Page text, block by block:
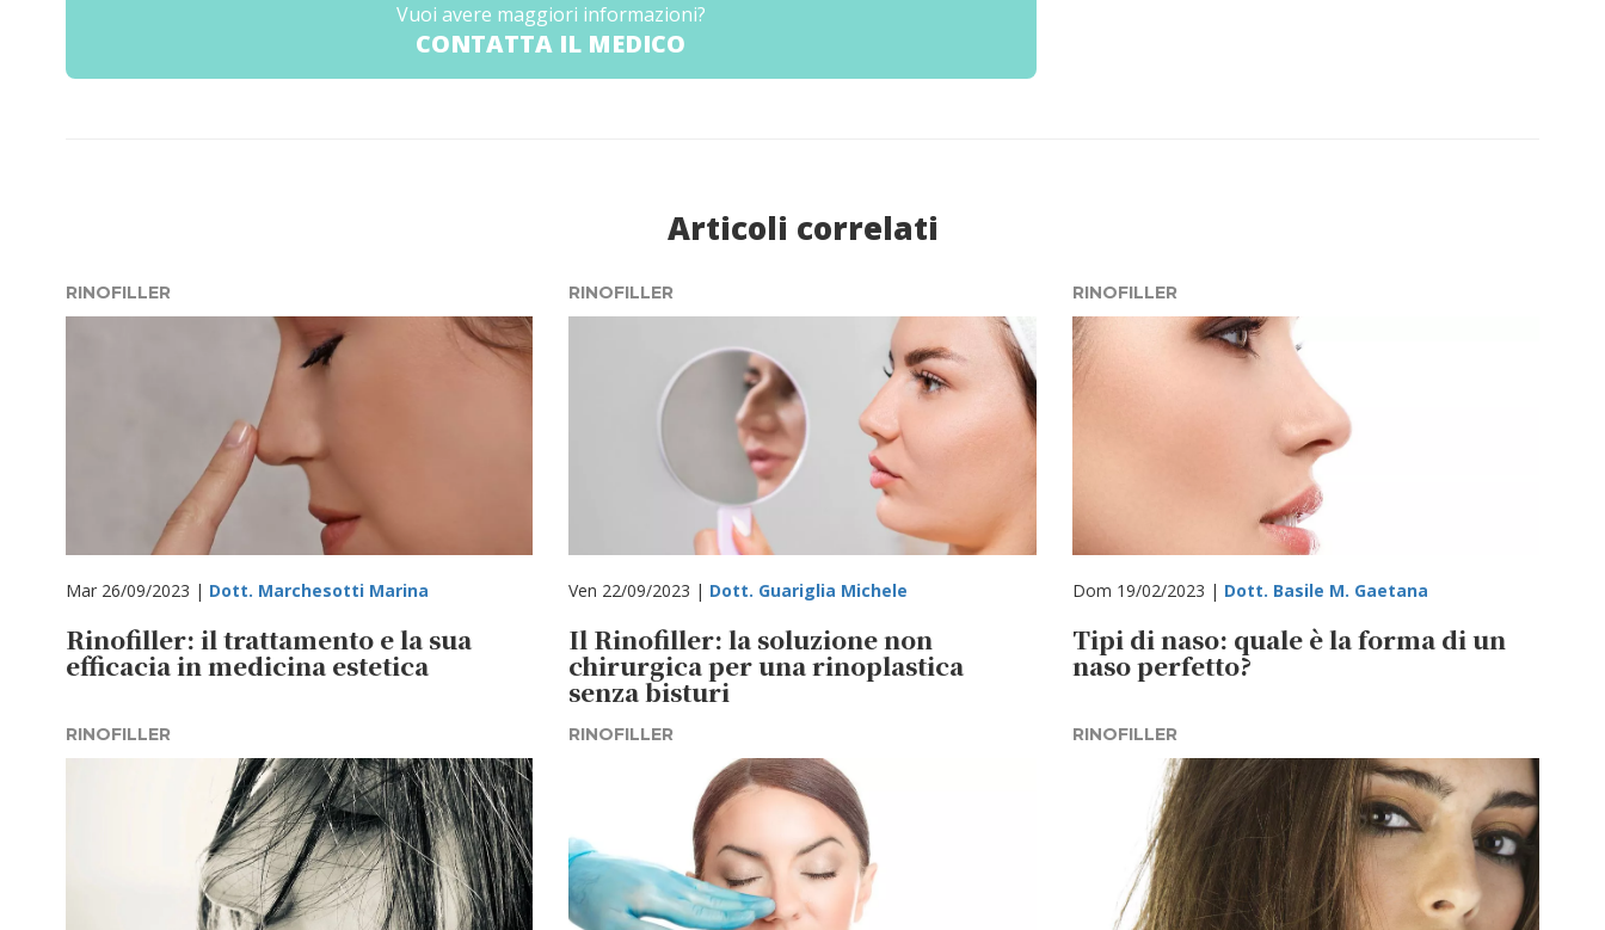
Vuoi avere maggiori informazioni?
CONTATTA IL MEDICO
Articoli correlati
RINOFILLER
Mar 26/09/2023 | Dott. Marchesotti Marina
Rinofiller: il trattamento e la sua
efficacia in medicina estetica
RINOFILLER
Ven 22/09/2023 | Dott. Guariglia Michele
Il Rinofiller: la soluzione non
chirurgica per una rinoplastica
senza bisturi
RINOFILLER
Dom 19/02/2023 | Dott. Basile M. Gaetana
Tipi di naso: quale è la forma di un
naso perfetto?
RINOFILLER RINOFILLER RINOFILLER